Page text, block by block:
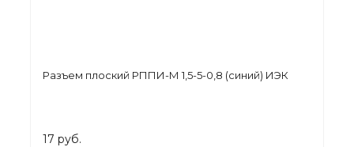
Разъем плоский РППИ-М 1,5-5-0,8 (синий) ИЭК
17 руб.